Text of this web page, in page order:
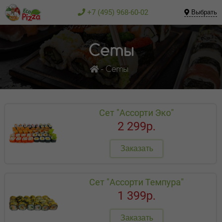
+7 (495) 968-60-02 Выбрать
Сеты
Сеты
Сет "Ассорти Эко"
2 299р.
Заказать
Сет "Ассорти Темпура"
1 399р.
Заказать